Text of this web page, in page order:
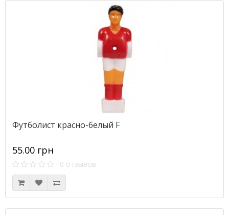
Футболист красно-белый F
55.00 грн
0 отзывов